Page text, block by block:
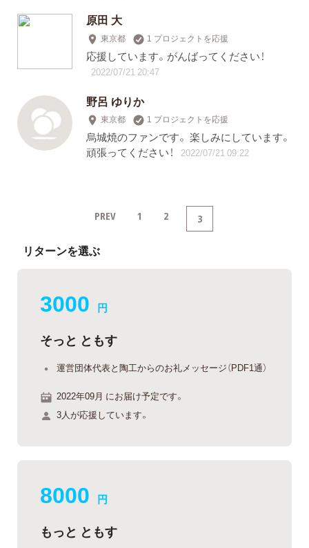
原田 大
東京都 1 プロジェクトを応援
応援しています。がんばってください！
2022/07/21 20:47
野呂 ゆりか
東京都 1 プロジェクトを応援
烏城焼のファンです。 楽しみにしています。
頑張ってください！
2022/07/21 09:22
PREV 1 2 3
リターンを選ぶ
3000 円
そっと ともす
運営団体代表と陶工からのお礼メッセージ（PDF1通）
2022年09月 にお届け予定です。
3人が応援しています。
8000 円
もっと ともす